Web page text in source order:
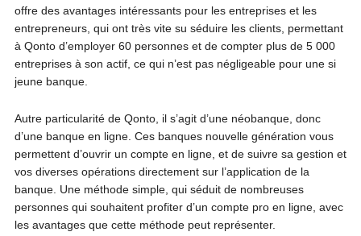
offre des avantages intéressants pour les entreprises et les
entrepreneurs, qui ont très vite su séduire les clients, permettant
à Qonto d’employer 60 personnes et de compter plus de 5 000
entreprises à son actif, ce qui n’est pas négligeable pour une si
jeune banque.
Autre particularité de Qonto, il s’agit d’une néobanque, donc
d’une banque en ligne. Ces banques nouvelle génération vous
permettent d’ouvrir un compte en ligne, et de suivre sa gestion et
vos diverses opérations directement sur l’application de la
banque. Une méthode simple, qui séduit de nombreuses
personnes qui souhaitent profiter d’un compte pro en ligne, avec
les avantages que cette méthode peut représenter.